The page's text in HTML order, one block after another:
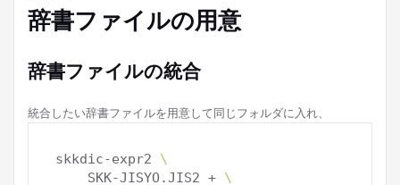
辞書ファイルの用意
辞書ファイルの統合
統合したい辞書ファイルを用意して同じフォルダに入れ、
skkdic-expr2 \
    SKK-JISYO.JIS2 +
\